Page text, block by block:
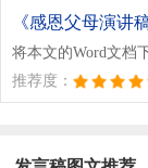
《感恩父母演讲
将本文的Word文档
推荐度：